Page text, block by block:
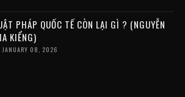
PHÁP QUỐC TẾ CÒN LẠI GÌ ? (NGUYỄN
KIỂNG)
JANUARY 08, 2026